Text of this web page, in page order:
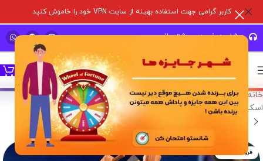
کاربر گرامی جهت استفاده بهینه از سایت VPN خود را خاموش کنید
مشاوره خرید و پشتیبانی سریع
خانه خدمات درون برنامه ای/بازی های سوپر سل/کلش آف کلنز/
اسکین هیرو
فروخته شده